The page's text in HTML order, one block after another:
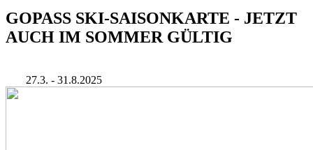
GOPASS SKI-SAISONKARTE - JETZT
AUCH IM SOMMER GÜLTIG
27.3. - 31.8.2025